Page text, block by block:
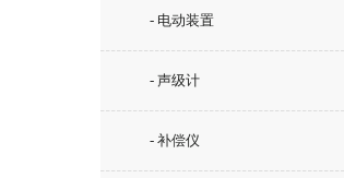
- 电动装置
- 声级计
- 补偿仪